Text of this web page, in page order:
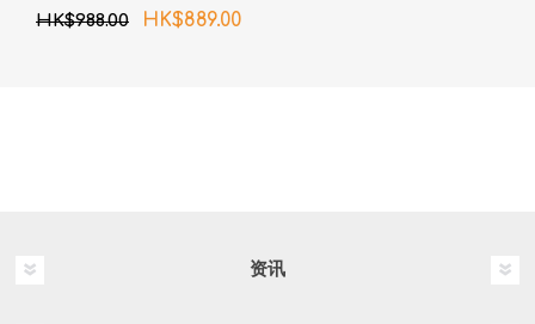
HK$988.00 HK$889.00
资讯